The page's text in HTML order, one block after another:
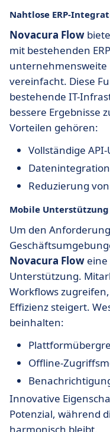
Nahtlose ERP-
Novacura Flow
mit bestehenden
unternehmensweite
vereinfacht. Diese
bestehende IT-
bessere Ergebnisse
Vorteilen gehören:
Vollständige
Reduzierung
Mobile Unterstützung
Um den
Novacura Flow
Unterstützung.
Workflows
Effizienz steigert.
beinhalten:
Offline-
Innovative
Potenzial, während